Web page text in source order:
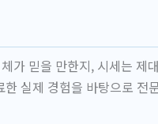
가 믿을 만한지, 시세는 제
실제 경험을 바탕으로 전